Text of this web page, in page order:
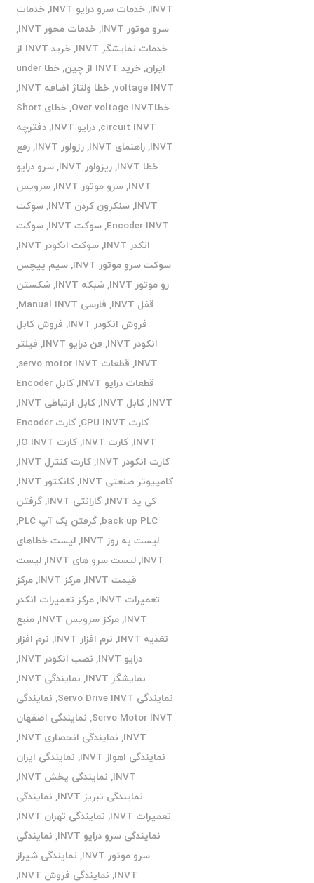
INVT
,خدمات سرو درایو INVT ,خدمات
سرو موتور INVT
,خدمات محور INVT
,
خدمات نمایشگر INVT
,
خرید INVT از
ایران,خرید INVT از چین ,
خطا under
voltage INVT
,خطا ولتاژ اضافه INVT
,
خطاOver voltage INVT
,
خطای Short
circuit INVT
,درایو INVT ,دفترچه
INVT
,راهنمای INVT ,رزولور INVT ,رفع
خطا INVT
,ریزولور INVT ,سرو درایو
INVT
,سرو موتور INVT ,سرویس
INVT
,سنکرون کردن INVT ,سوکت
Encoder INVT
,سوکت INVT ,سوکت
انکدر INVT
,سوکت انکودر INVT
,
سوکت سرو موتور INVT
,سیم پیچس
رو موتور INVT
,شبکه INVT ,شکستن
قفل INVT
, فارسی Manual INVT
,
فروش انکودر INVT
, فروش کابل
انکودر INVT
, فن درایو INVT , فیلتر
INVT
, قطعات servo motor INVT
,
قطعات درایو INVT
,
کابل Encoder
INVT
,کابل INVT ,کابل ارتباطی INVT
,
کارت CPU INVT
,
کارت Encoder
INVT
,کارت INVT ,کارت IO INVT
,
کارت انکودر INVT
,کارت کنترل INVT
,
کامپیوتر صنعتی INVT
,کانکتور INVT
,
کی پد INVT
,گارانتی INVT ,گرفتن
back up PLC
,گرفتن بک آپ PLC
,
لیست به روز INVT
,لیست خطاهای
INVT
,لیست سرو های INVT ,لیست
قیمت INVT
,مرکز INVT ,مرکز
تعمیرات INVT
,مرکز تعمیرات انکدر
INVT
,مرکز سرویس INVT ,منبع
تغذیه INVT
, نرم افزار INVT , نرم افزار
درایو INVT
, نصب انکودر INVT
,
نمایشگر INVT
, نمایندگی INVT
,
نمایندگی Servo Drive INVT
, نمایندگی
Servo Motor INVT
, نمایندگی اصفهان
INVT
, نمایندگی انحصاری INVT
,
نمایندگی اهواز INVT
, نمایندگی ایران
INVT
, نمایندگی پخش INVT
,
نمایندگی تبریز INVT
, نمایندگی
تعمیرات INVT
, نمایندگی تهران INVT
,
نمایندگی سرو درایو INVT
, نمایندگی
سرو موتور INVT
, نمایندگی شیراز
INVT
, نمایندگی فروش INVT
,